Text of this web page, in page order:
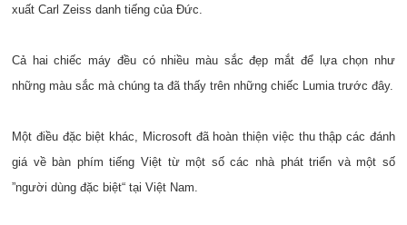
xuất Carl Zeiss danh tiếng của Đức.
Cả hai chiếc máy đều có nhiều màu sắc đẹp mắt để lựa chọn như
những màu sắc mà chúng ta đã thấy trên những chiếc Lumia trước đây.
Một điều đặc biệt khác, Microsoft đã hoàn thiện việc thu thập các đánh
giá về bàn phím tiếng Việt từ một số các nhà phát triển và một số
”người dùng đặc biệt“ tại Việt Nam.